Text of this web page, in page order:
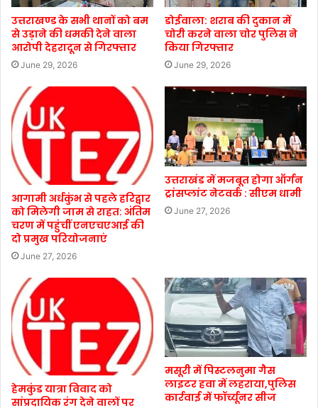
उत्तराखण्ड के सभी थानों को बम
से उड़ाने की धमकी देने वाला
आरोपी देहरादून से गिरफ्तार
June 29, 2026
डोईवाला: शराब की दुकान में
चोरी करने वाला चोर पुलिस ने
किया गिरफ्तार
June 29, 2026
आगामी अर्धकुंभ से पहले हरिद्वार
को मिलेगी जाम से राहत: अंतिम
चरण में पहुंचीं एनएचएआई की
दो प्रमुख परियोजनाएं
June 27, 2026
उत्तराखंड में मजबूत होगा ऑर्गन
ट्रांसप्लांट नेटवर्क : सीएम धामी
June 27, 2026
हेमकुंड यात्रा विवाद को
सांप्रदायिक रंग देने वालों पर
मसूरी में पिस्टलनुमा गैस
लाइटर हवा में लहराया,पुलिस
कार्रवाई में फॉर्च्यूनर सीज